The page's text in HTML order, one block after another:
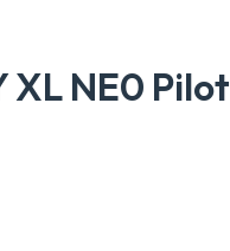
XL NE0